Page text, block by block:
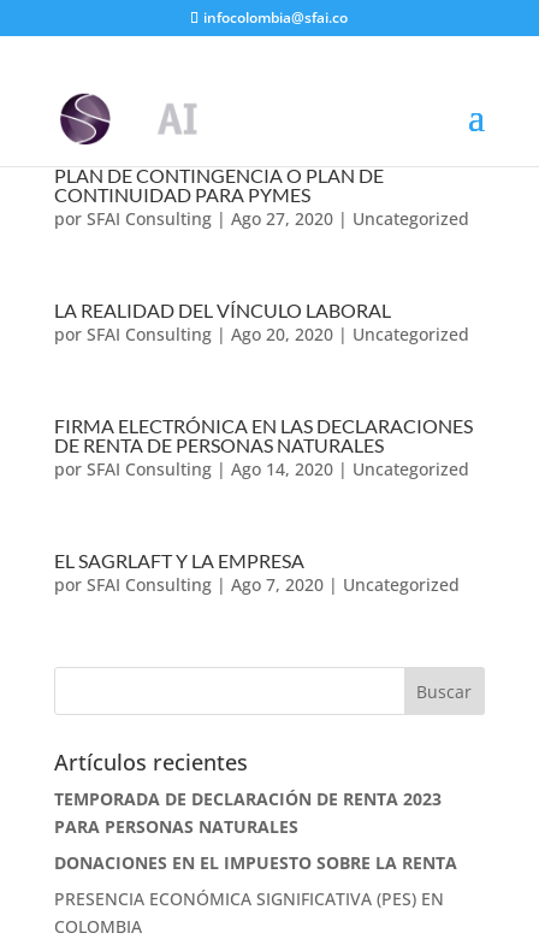
infocolombia@sfai.co
PLAN DE CONTINGENCIA O PLAN DE
CONTINUIDAD PARA PYMES
por SFAI Consulting| Ago 27, 2020| Uncategorized
LA REALIDAD DEL VÍNCULO LABORAL
por SFAI Consulting| Ago 20, 2020| Uncategorized
FIRMA ELECTRÓNICA EN LAS DECLARACIONES
DE RENTA DE PERSONAS NATURALES
por SFAI Consulting| Ago 14, 2020| Uncategorized
EL SAGRLAFT Y LA EMPRESA
por SFAI Consulting| Ago 7, 2020| Uncategorized
Artículos recientes
TEMPORADA DE DECLARACIÓN DE RENTA 2023
PARA PERSONAS NATURALES
DONACIONES EN EL IMPUESTO SOBRE LA RENTA
PRESENCIA ECONÓMICA SIGNIFICATIVA (PES) EN
COLOMBIA